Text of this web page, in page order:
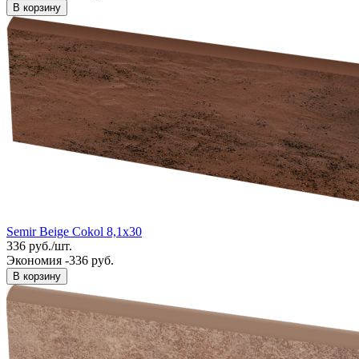
В корзину
Semir Beige Cokol 8,1x30
336 руб./шт.
Экономия -336 руб.
В корзину